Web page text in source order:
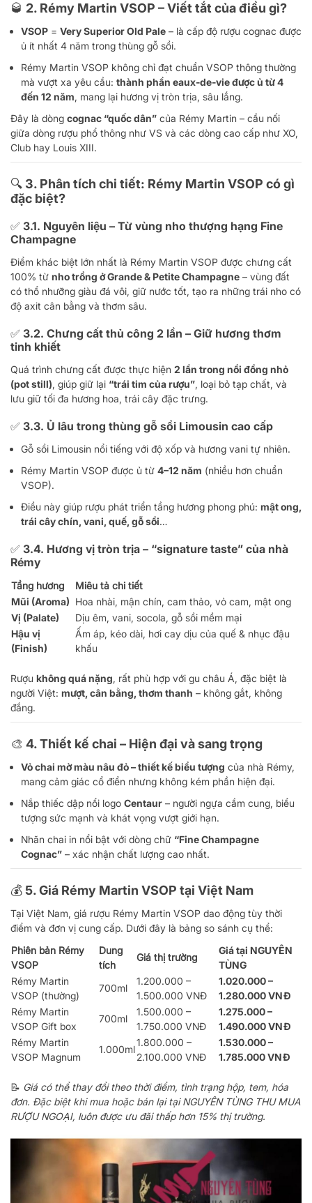
🥃 2. Rémy Martin VSOP – Viết tắt của điều gì?
VSOP = Very Superior Old Pale – là cấp độ rượu cognac được
ủ ít nhất 4 năm trong thùng gỗ sồi.
Rémy Martin VSOP không chỉ đạt chuẩn VSOP thông thường
mà vượt xa yêu cầu: thành phần eaux-de-vie được ủ từ 4
đến 12 năm, mang lại hương vị tròn trịa, sâu lắng.
Đây là dòng cognac “quốc dân” của Rémy Martin – cầu nối
giữa dòng rượu phổ thông như VS và các dòng cao cấp như XO,
Club hay Louis XIII.
🔍 3. Phân tích chi tiết: Rémy Martin VSOP có gì
đặc biệt?
✅ 3.1. Nguyên liệu – Từ vùng nho thượng hạng Fine
Champagne
Điểm khác biệt lớn nhất là Rémy Martin VSOP được chưng cất
100% từ nho trồng ở Grande & Petite Champagne – vùng đất
có thổ nhưỡng giàu đá vôi, giữ nước tốt, tạo ra những trái nho có
độ axit cân bằng và thơm sâu.
✅ 3.2. Chưng cất thủ công 2 lần – Giữ hương thơm
tinh khiết
Quá trình chưng cất được thực hiện 2 lần trong nồi đồng nhỏ
(pot still), giúp giữ lại “trái tim của rượu”, loại bỏ tạp chất, và
lưu giữ tối đa hương hoa, trái cây đặc trưng.
✅ 3.3. Ủ lâu trong thùng gỗ sồi Limousin cao cấp
Gỗ sồi Limousin nổi tiếng với độ xốp và hương vani tự nhiên.
Rémy Martin VSOP được ủ từ 4–12 năm (nhiều hơn chuẩn
VSOP).
Điều này giúp rượu phát triển tầng hương phong phú: mật ong,
trái cây chín, vani, quế, gỗ sồi…
✅ 3.4. Hương vị tròn trịa – “signature taste” của nhà
Rémy
Tầng hương
Miêu tả chi tiết
Mũi (Aroma) Hoa nhài, mận chín, cam thảo, vỏ cam, mật ong
Vị (Palate)
Dịu êm, vani, socola, gỗ sồi mềm mại
Hậu vị
(Finish)
Ấm áp, kéo dài, hơi cay dịu của quế & nhục đậu
khấu
Rượu không quá nặng, rất phù hợp với gu châu Á, đặc biệt là
người Việt: mượt, cân bằng, thơm thanh – không gắt, không
đắng.
🎨 4. Thiết kế chai – Hiện đại và sang trọng
Vỏ chai mờ màu nâu đỏ – thiết kế biểu tượng của nhà Rémy,
mang cảm giác cổ điển nhưng không kém phần hiện đại.
Nắp thiếc dập nổi logo Centaur – người ngựa cầm cung, biểu
tượng sức mạnh và khát vọng vượt giới hạn.
Nhãn chai in nổi bật với dòng chữ “Fine Champagne
Cognac” – xác nhận chất lượng cao nhất.
💰 5. Giá Rémy Martin VSOP tại Việt Nam
Tại Việt Nam, giá rượu Rémy Martin VSOP dao động tùy thời
điểm và đơn vị cung cấp. Dưới đây là bảng so sánh cụ thể:
Phiên bản Rémy
VSOP
Dung
tích
Giá thị trường
Giá tại NGUYÊN
TÙNG
Rémy Martin
VSOP (thường)
700ml
1.200.000 –
1.500.000 VNĐ
1.020.000 –
1.280.000 VNĐ
Rémy Martin
VSOP Gift box
700ml
1.500.000 –
1.750.000 VNĐ
1.275.000 –
1.490.000 VNĐ
Rémy Martin
VSOP Magnum
1.000ml
1.800.000 –
2.100.000 VNĐ
1.530.000 –
1.785.000 VNĐ
📝 Giá có thể thay đổi theo thời điểm, tình trạng hộp, tem, hóa
đơn. Đặc biệt khi mua hoặc bán lại tạiNGUYÊN TÙNG THU MUA
RƯỢU NGOẠI, luôn được ưu đãi thấp hơn 15% thị trường.